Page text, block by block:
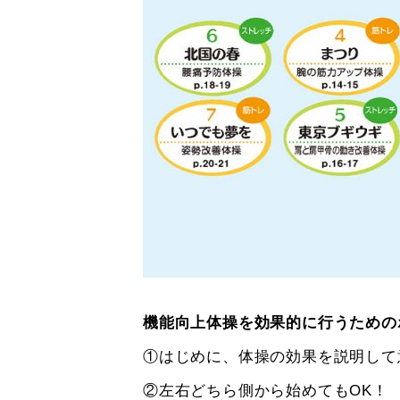
機能向上体操を効果的に行うため
①はじめに、体操の効果を説明し
②左右どちら側から始めてもOK！